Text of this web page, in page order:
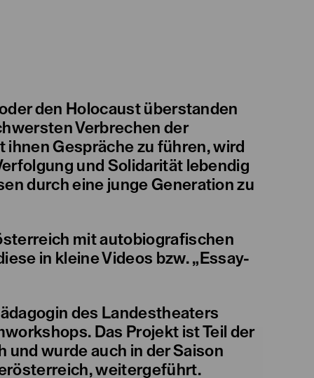
den Holocaust überstanden
Verbrechen der
Gespräche zu führen, wird
und Solidarität lebendig
durch eine junge Generation zu
mit autobiografischen
in kleine Videos bzw. „Essay-
des Landestheaters
Das Projekt ist Teil der
wurde auch in der Saison
weitergeführt.